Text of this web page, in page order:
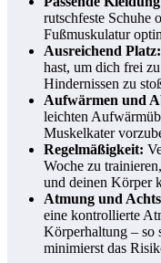
rutschfeste Schuhe
Fußmuskulatur
Ausreichend Platz:
hast, um dich frei
Hindernissen zu
Aufwärmen und
leichten
Muskelkater
Regelmäßigkeit:
Woche zu
und deinen Körper
Atmung und
eine kontrollierte
Körperhaltung – so
minimierst das